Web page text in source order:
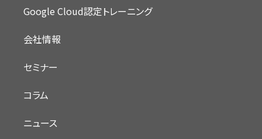
Google Cloud認定トレーニング
会社情報
セミナー
コラム
ニュース